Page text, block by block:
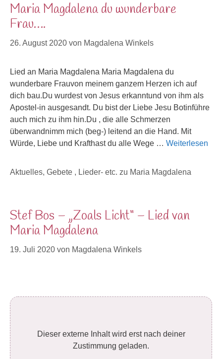
Maria Magdalena du wunderbare
Frau….
26. August 2020 von Magdalena Winkels
Lied an Maria Magdalena Maria Magdalena du
wunderbare Frauvon meinem ganzem Herzen ich auf
dich bau.Du wurdest von Jesus erkanntund von ihm als
Apostel-in ausgesandt. Du bist der Liebe Jesu Botinführe
auch mich zu ihm hin.Du , die alle Schmerzen
überwandnimm mich (beg-) leitend an die Hand. Mit
Würde, Liebe und Krafthast du alle Wege … Weiterlesen
Kategorien
Aktuelles, Gebete , Lieder- etc. zu Maria Magdalena
Stef Bos – „Zoals Licht“ – Lied van
Maria Magdalena
19. Juli 2020 von Magdalena Winkels
Dieser externe Inhalt wird erst nach deiner
Zustimmung geladen.